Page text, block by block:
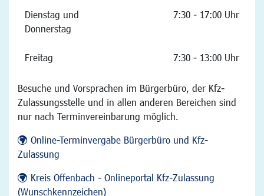
Dienstag und
Donnerstag
7:30 - 17:00 Uhr
Freitag 7:30 - 13:00 Uhr
Besuche und Vorsprachen im Bürgerbüro, der Kfz-
Zulassungsstelle und in allen anderen Bereichen sind
nur nach Terminvereinbarung möglich.
Online-Terminvergabe Bürgerbüro und Kfz-
Zulassung
Kreis Offenbach - Onlineportal Kfz-Zulassung
(Wunschkennzeichen)